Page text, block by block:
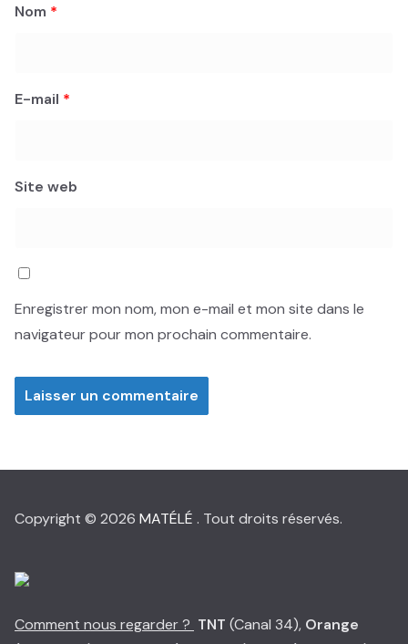
Nom *
E-mail *
Site web
Enregistrer mon nom, mon e-mail et mon site dans le
navigateur pour mon prochain commentaire.
Copyright © 2026 MATÉLÉ . Tout droits réservés.
Comment nous regarder ? TNT (Canal 34), Orange